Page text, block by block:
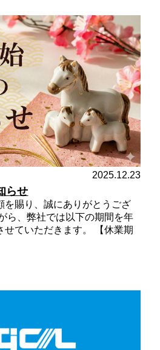
2025.12.23
らせ
を賜り、誠にありがとうござ
ら、弊社では以下の期間を年
せていただきます。
【休業期